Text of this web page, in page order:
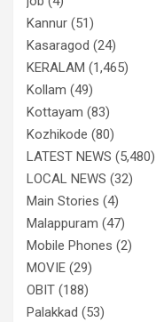
Kannur (51)
Kasaragod (24)
KERALAM (1,465)
Kollam (49)
Kottayam (83)
Kozhikode (80)
LATEST NEWS (5,480)
LOCAL NEWS (32)
Main Stories (4)
Malappuram (47)
Mobile Phones (2)
MOVIE (29)
OBIT (188)
Palakkad (53)